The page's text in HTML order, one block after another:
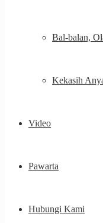
Bal-balan,
Kekasih
Video
Pawarta
Hubungi Kami